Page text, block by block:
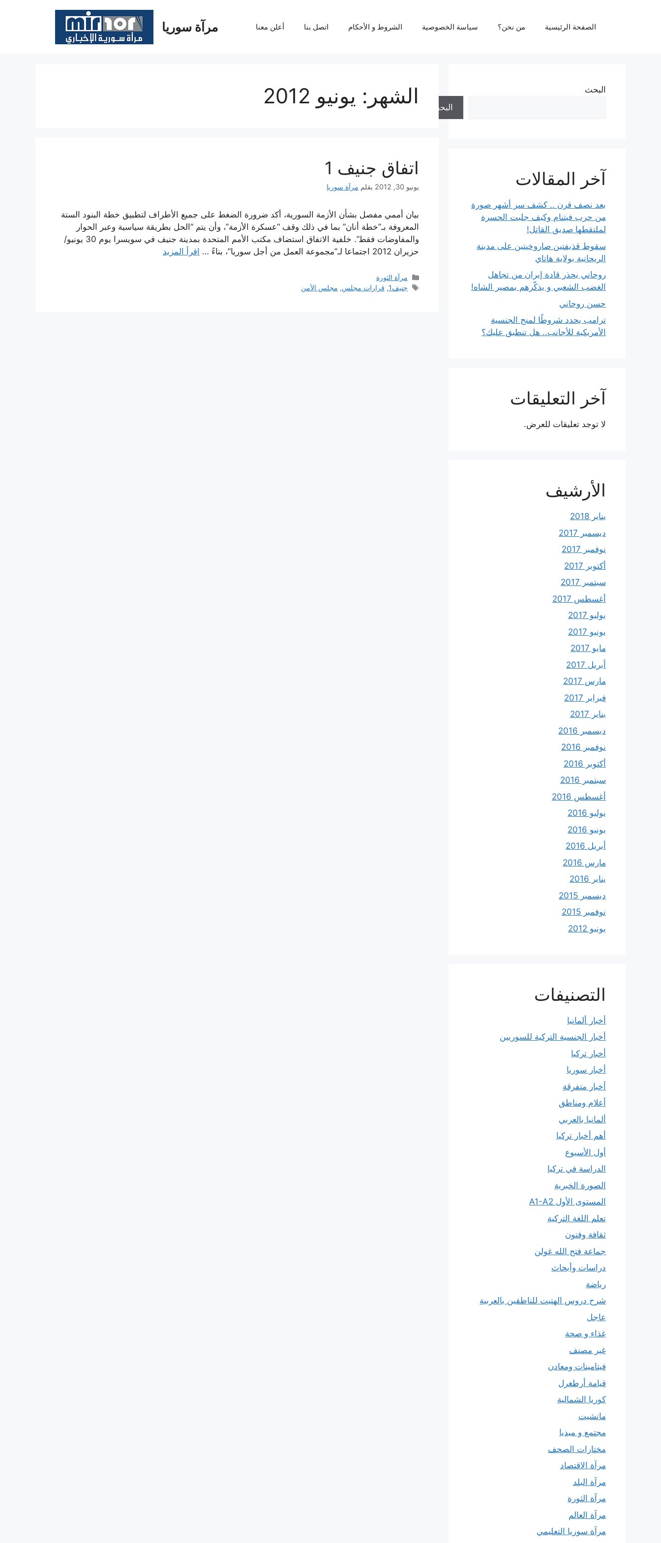
مرآة سوريا الصفحة الرئيسية من نحن؟ سياسة الخصوصية الشروط و الأحكام اتصل بنا أعلن معنا
الشهر: يونيو 2012
اتفاق جنيف 1
يونيو 30, 2012 بقلم مرآة سوريا
بيان أممي مفصل بشأن الأزمة السورية، أكد ضرورة الضغط على جميع الأطراف لتطبيق خطة البنود الستة
المعروفة بـ”خطة أنان” بما في ذلك وقف “عسكرة الأزمة”، وأن يتم “الحل بطريقة سياسية وعبر الحوار
والمفاوضات فقط”. خلفية الاتفاق استضاف مكتب الأمم المتحدة بمدينة جنيف في سويسرا يوم 30 يونيو/
حزيران 2012 اجتماعا لـ”مجموعة العمل من أجل سوريا”، بناءً …
اقرأ المزيد
التصنيفات
مرآة الثورة
الوسوم
جنيف1 , قرارات مجلس, مجلس الأمن
البحث
البحث
آخر المقالات
بعد نصف قرن .. كشف سر أشهر صورة
من حرب فيتنام وكيف جلبت الحسرة
لملتقطها صديق القاتل!
سقوط قذيفتين صاروخيتين على مدينة
الريحانية بولاية هاتاي
روحاني يحذر قادة إيران من تجاهل
الغضب الشعبي و يذكّرهم بمصير الشاه!
حسن روحاني
ترامب يحدد شروطًا لمنح الجنسية
الأمريكية للأجانب.. هل تنطبق عليك؟
آخر التعليقات
لا توجد تعليقات للعرض.
الأرشيف
يناير 2018
ديسمبر 2017
نوفمبر 2017
أكتوبر 2017
سبتمبر 2017
أغسطس 2017
يوليو 2017
يونيو 2017
مايو 2017
أبريل 2017
مارس 2017
فبراير 2017
يناير 2017
ديسمبر 2016
نوفمبر 2016
أكتوبر 2016
سبتمبر 2016
أغسطس 2016
يوليو 2016
يونيو 2016
أبريل 2016
مارس 2016
يناير 2016
ديسمبر 2015
نوفمبر 2015
يونيو 2012
التصنيفات
أخبار ألمانيا
أخبار الجنسية التركية للسوريين
أخبار تركيا
أخبار سوريا
أخبار متفرقة
أعلام ومناطق
ألمانيا بالعربي
أهم أخبار تركيا
أول الأسبوع
الدراسة في تركيا
الصورة الخبرية
المستوى الأول A1-A2
تعلم اللغة التركية
ثقافة وفنون
جماعة فتح الله غولن
دراسات وأبحاث
رياضة
شرح دروس الهتيت للناطقين بالعربية
عاجل
غذاء و صحة
غير مصنف
فيتامينات ومعادن
قيامة أرطغرل
كوريا الشمالية
مانشيت
مجتمع و ميديا
مختارات الصحف
مرآة الاقتصاد
مرآة البلد
مرآة الثورة
مرآة العالم
مرآة سوريا التعليمي